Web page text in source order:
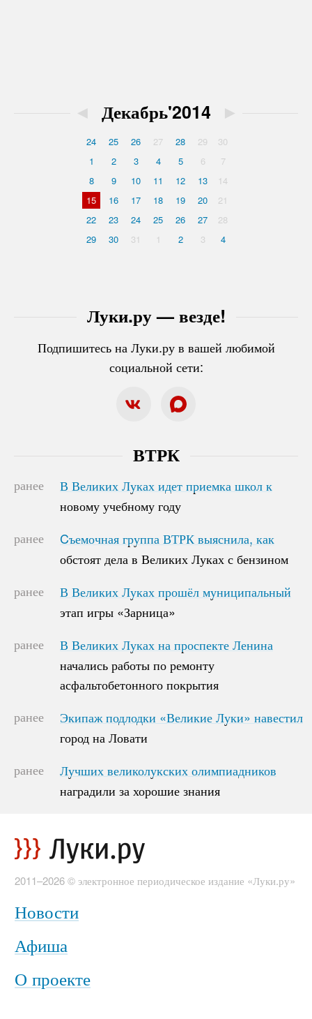
Луки.ру — везде!
Подпишитесь на Луки.ру в вашей любимой
социальной сети:
◄ Декабрь'2014 ►
24 25 26 27 28 29
30
1
2 3 4 5 6
7
8
9 10 11 12 13
14
15
16 17 18 19 20
21
22
23 24 25 26 27
28
29
30 31 1 2 3 4
ВТРК
ранее
В Великих Луках идет приемка школ к
новому учебному году
В Великих Луках идет приемка школ к
новому учебному году
ранее
Cъемочная группа ВТРК выяснила, как
обстоят дела в Великих Луках с бензином
Cъемочная группа ВТРК выяснила, как
обстоят дела в Великих Луках с бензином
ранее
В Великих Луках прошёл муниципальный
этап игры «Зарница»
В Великих Луках прошёл муниципальный
этап игры «Зарница»
ранее
В Великих Луках на проспекте Ленина
начались работы по ремонту
асфальтобетонного покрытия
В Великих Луках на проспекте Ленина
начались работы по ремонту
асфальтобетонного покрытия
ранее
Экипаж подлодки «Великие Луки» навестил
город на Ловати
Экипаж подлодки «Великие Луки» навестил
город на Ловати
ранее
Лучших великолукских олимпиадников
наградили за хорошие знания
Лучших великолукских олимпиадников
наградили за хорошие знания
2011–2026 © электронное периодическое издание «Луки.ру»
Новости
Афиша
О проекте